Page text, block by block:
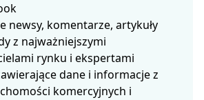
newsy, komentarze, artykuły
z najważniejszymi
rynku i ekspertami
dane i informacje z
komercyjnych i